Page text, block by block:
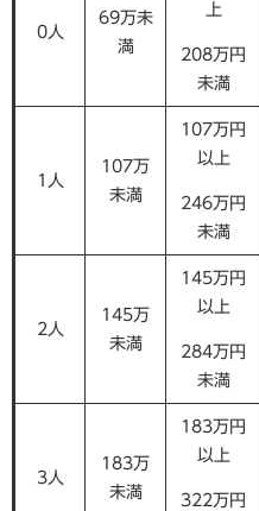
0人
69万未
満
上
208万円
未満
1人
107万
未満
107万円
以上
246万円
未満
2人
145万
未満
145万円
以上
284万円
未満
3人
183万
未満
183万円
以上
322万円